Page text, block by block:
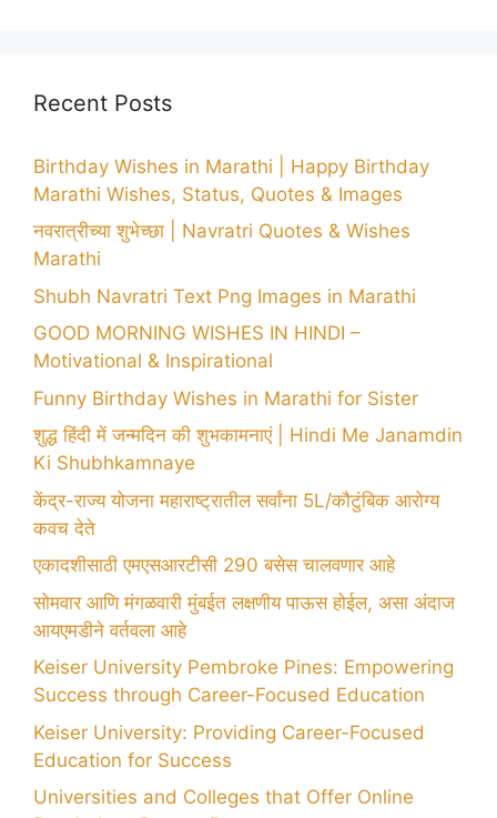
Recent Posts
Birthday Wishes in Marathi | Happy Birthday
Marathi Wishes, Status, Quotes & Images
नवरात्रीच्या शुभेच्छा | Navratri Quotes & Wishes
Marathi
Shubh Navratri Text Png Images in Marathi
GOOD MORNING WISHES IN HINDI –
Motivational & Inspirational
Funny Birthday Wishes in Marathi for Sister
शुद्ध हिंदी में जन्मदिन की शुभकामनाएं | Hindi Me Janamdin
Ki Shubhkamnaye
केंद्र-राज्य योजना महाराष्ट्रातील सर्वांना 5L/कौटुंबिक आरोग्य
कवच देते
एकादशीसाठी एमएसआरटीसी 290 बसेस चालवणार आहे
सोमवार आणि मंगळवारी मुंबईत लक्षणीय पाऊस होईल, असा अंदाज
आयएमडीने वर्तवला आहे
Keiser University Pembroke Pines: Empowering
Success through Career-Focused Education
Keiser University: Providing Career-Focused
Education for Success
Universities and Colleges that Offer Online